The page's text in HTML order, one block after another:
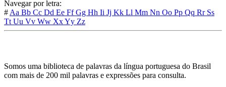
Navegar por letra:
# Aa Bb Cc Dd Ee FfGg Hh Ii Jj Kk Ll Mm Nn Oo Pp Qq Rr Ss
Tt Uu Vv Ww XxYy Zz
Somos uma biblioteca de palavras da língua portuguesa do Brasil
com mais de 200 mil palavras e expressões para consulta.